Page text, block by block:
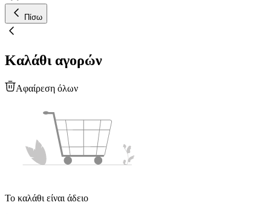
Πίσω
Καλάθι αγορών
Αφαίρεση όλων
Το καλάθι είναι άδειο